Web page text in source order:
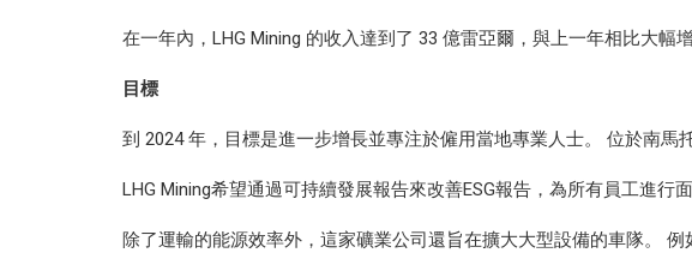
在一年內，LHG Mining 的收入達到了 33 億雷亞爾，與上一年相比大幅增
目標
到 2024 年，目標是進一步增長並專注於僱用當地專業人士。 位於南馬
LHG Mining希望通過可持續發展報告來改善ESG報告，為所有員工進
除了運輸的能源效率外，這家礦業公司還旨在擴大大型設備的車隊。 例